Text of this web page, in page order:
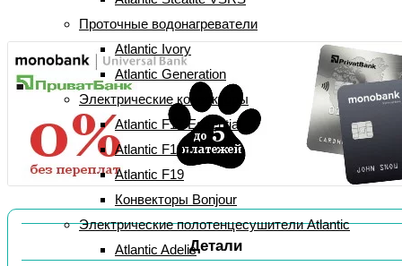
Проточные водонагреватели
Atlantic Ivory
Atlantic Generation
Электрические конвекторы
Atlantic F17 Essential
Atlantic F119
Atlantic F19
Конвекторы Bonjour
Электрические полотенцесушители Atlantic
Atlantic AdelisДетали